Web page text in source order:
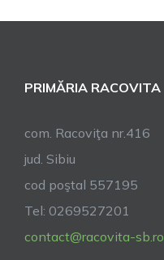
PRIMĂRIA RACOVITA
com. Racoviţa nr.416
jud. Sibiu
cod poştal 557195
Tel: 0269527201
contact@racovita-sb.ro